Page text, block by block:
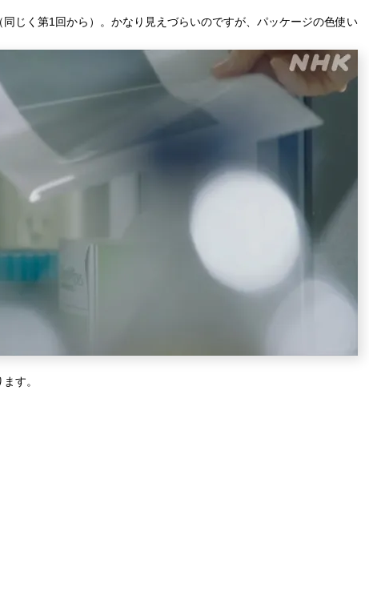
じく第1回から）。かなり見えづらいのですが、パッケージの色使い
す。